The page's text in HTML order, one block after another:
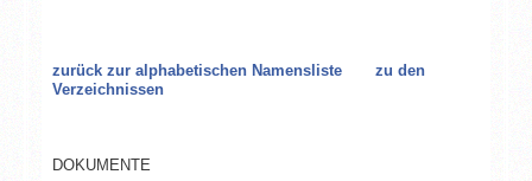
zurück zur alphabetischen Namensliste
zu den
Verzeichnissen
DOKUMENTE